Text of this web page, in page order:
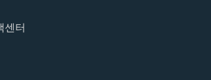
센터